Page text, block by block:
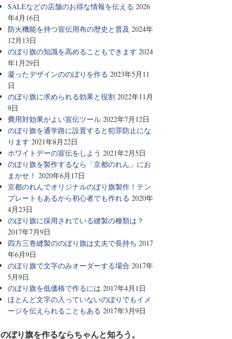
SALEなどの店舗のお得な情報を伝える 2026
年4月16日
防火機能を持つ宣伝用布の歴史と普及 2024年
12月13日
のぼり旗の知識を高めることもできます 2024
年1月29日
凝ったデザインののぼりを作る 2023年5月11
日
のぼり旗に求められる効果と役割 2022年11月
9日
費用対効果がよい宣伝ツール 2022年7月12日
のぼり旗を通学路に設置すると犯罪防止にな
ります 2021年8月22日
ホワイトデーの宣伝をしよう 2021年2月5日
のぼり旗を製作するなら「京都のれん」にお
まかせ！ 2020年6月17日
京都のれんでオリジナルのぼり旗製作！テン
プレートもあるから初心者でも作れる 2020年
4月23日
のぼり旗に採用されている縫製の種類は？
2017年7月9日
四方三巻縫製ののぼり旗は丈夫で長持ち 2017
年6月9日
のぼり旗で文字のみオーダーする場合 2017年
5月9日
のぼり旗を低価格で作るには 2017年4月1日
ほとんど文字の入っていないのぼりでもイメ
ージを伝えられることもある 2017年3月9日
のぼり旗を作るならちゃんと知ろう。